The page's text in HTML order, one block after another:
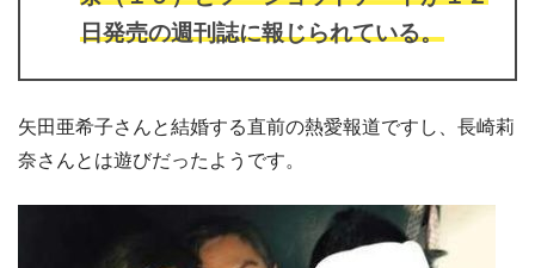
日発売の週刊誌に報じられている。
矢田亜希子さんと結婚する直前の熱愛報道ですし、長崎莉
奈さんとは遊びだったようです。